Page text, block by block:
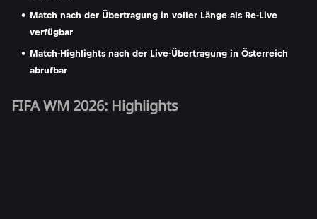
Match nach der Übertragung in voller Länge als Re-Live
verfügbar
Match-Highlights nach der Live-Übertragung in Österreich
abrufbar
FIFA WM 2026: Highlights